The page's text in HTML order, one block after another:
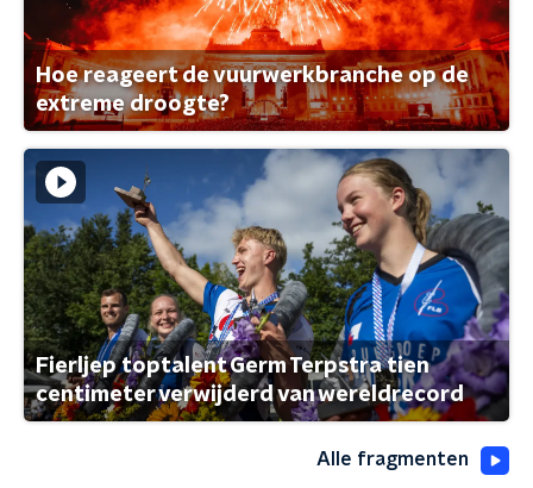
Hoe reageert de vuurwerkbranche op de
extreme droogte?
Fierljep toptalent Germ Terpstra tien
centimeter verwijderd van wereldrecord
Alle fragmenten